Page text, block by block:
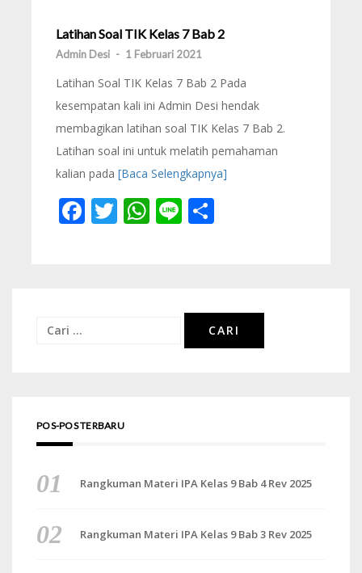
Latihan Soal TIK Kelas 7 Bab 2
Admin Desi - 1 Februari 2021
Latihan Soal TIK Kelas 7 Bab 2 Pada
kesempatan kali ini Admin Desi hendak
membagikan latihan soal TIK Kelas 7 Bab 2.
Latihan soal ini untuk melatih pemahaman
kalian pada [Baca Selengkapnya]
Facebook
Twitter
WhatsApp
Line
Cari
POS-POS TERBARU
Rangkuman Materi IPA Kelas 9 Bab 4 Rev 2025
Rangkuman Materi IPA Kelas 9 Bab 3 Rev 2025